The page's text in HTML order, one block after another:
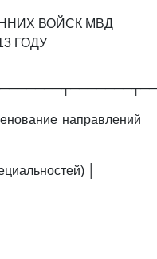
ВОЙСК МВД
ГОДУ
направлений
│